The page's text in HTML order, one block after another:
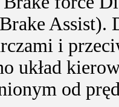
Assist).
i
układ
od